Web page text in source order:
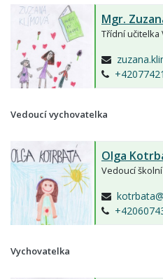
Mgr.
Třídní učitelka
Vedoucí vychovatelka
Olga
Vedoucí
Vychovatelka